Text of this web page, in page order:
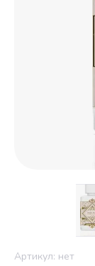
Артикул: нет